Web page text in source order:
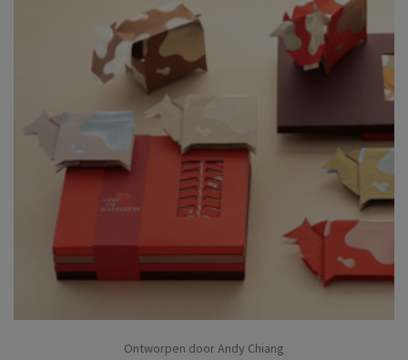
Ontworpen door Andy Chiang